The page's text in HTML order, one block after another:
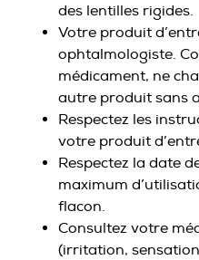
des lentilles rigides.
Votre produit
ophtalmologiste.
médicament, ne
autre produit sans
Respectez les
votre produit
Respectez la date
maximum
flacon.
Consultez votre
(irritation,